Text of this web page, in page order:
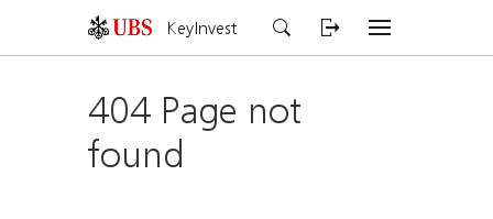
KeyInvest
404 Page not
found